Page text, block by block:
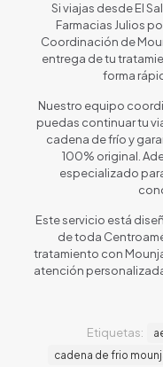
Si viajas desde El
Farmacias Julios
Coordinación de
entrega de tu
forma
Nuestro equipo
puedas continuar tu
cadena de frío y
100% original.
especializado
Este servicio está
de toda
tratamiento con
atención
Etiquetas:
cadena de frio